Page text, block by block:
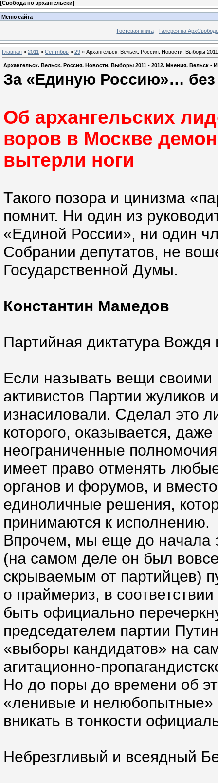
[Свобода по архангельски]
Меню сайта
Гостевая книга Галерея на АрхСвободе
Главная » 2011 » Сентябрь » 29 » Архангельск. Вельск. Россия. Новости. Выборы
Архангельск. Вельск. Россия. Новости. Выборы 2011 - 2012. Мнения. Вельск
За «Единую Россию»… без
Об архангельских
воров в Москве
вытерли ноги
Такого позора и цинизма
помнит. Ни один из
«Единой России», ни один
Собрании депутатов, не
Государственной Думы.
Константин Мамедов
Партийная диктатура
Если называть вещи своими
активистов Партии жуликов
изнасиловали. Сделал это
которого, оказывается,
неограниченные
имеет право отменять
органов и форумов, и
единоличные решения,
принимаются к исполнению.
Впрочем, мы еще до начала
(на самом деле он был
скрываемым от партийцев)
о праймериз, в
быть официально
председателем партии
«выборы кандидатов» на
агитационно-
Но до поры до времени об
«ленивые и
вникать в тонкости
Небрезгливый и всеядный